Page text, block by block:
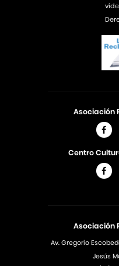
Asociación
Av. Gregorio
Jesús
Asociación
Centro